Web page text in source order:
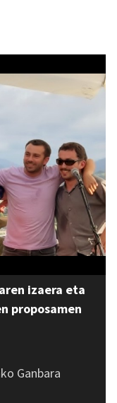
izaera eta
proposamen
Ganbara